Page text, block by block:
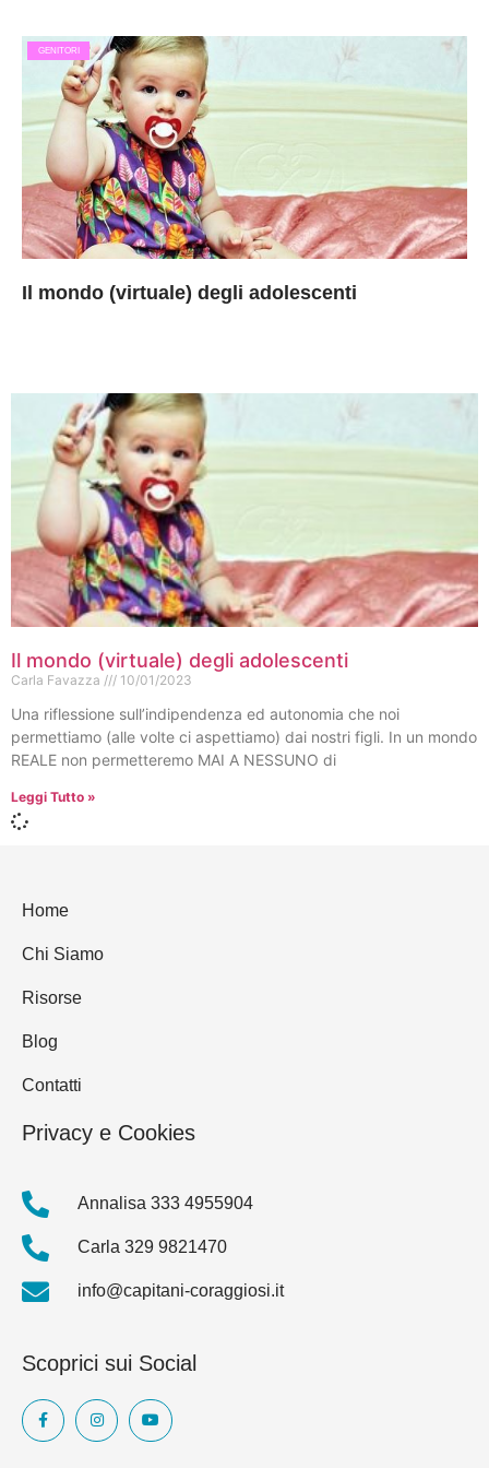
GENITORI
Il mondo (virtuale) degli adolescenti
Il mondo (virtuale) degli adolescenti
Carla Favazza 10/01/2023
Una riflessione sull’indipendenza ed autonomia che noi
permettiamo (alle volte ci aspettiamo) dai nostri figli. In un mondo
REALE non permetteremo MAI A NESSUNO di
Leggi Tutto »
Home
Chi Siamo
Risorse
Blog
Contatti
Privacy e Cookies
Annalisa 333 4955904
Carla 329 9821470
info@capitani-coraggiosi.it
Scoprici sui Social